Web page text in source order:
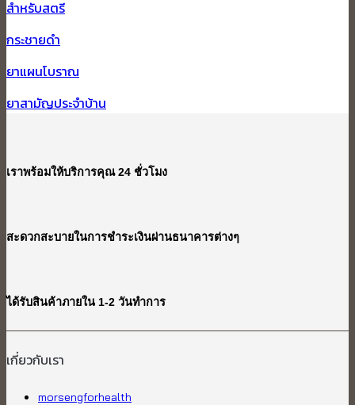
สำหรับสตรี
กระชายดำ
ยาแผนโบราณ
ยาสามัญประจำบ้าน
เราพร้อมให้บริการคุณ 24 ชั่วโมง
สะดวกสะบายในการชำระเงินผ่านธนาคารต่างๆ
ได้รับสินค้าภายใน 1-2 วันทำการ
เกี่ยวกับเรา​
morsengforhealth